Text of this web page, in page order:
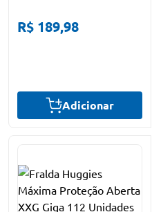
R$ 189,98
Adicionar